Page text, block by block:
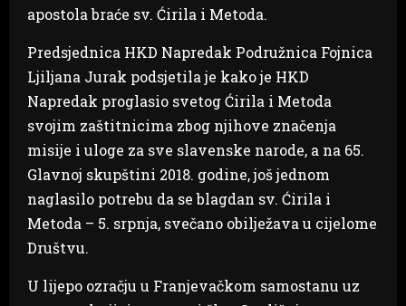
apostola braće sv. Ćirila i Metoda.
Predsjednica HKD Napredak Podružnica Fojnica
Ljiljana Jurak podsjetila je kako je HKD
Napredak proglasio svetog Ćirila i Metoda
svojim zaštitnicima zbog njihove značenja
misije i uloge za sve slavenske narode, a na 65.
Glavnoj skupštini 2018. godine, još jednom
naglasilo potrebu da se blagdan sv. Ćirila i
Metoda – 5. srpnja, svečano obilježava u cijelome
Društvu.
U lijepo ozračju u Franjevačkom samostanu uz